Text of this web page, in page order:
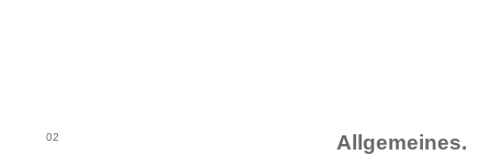
02 Allgemeines.